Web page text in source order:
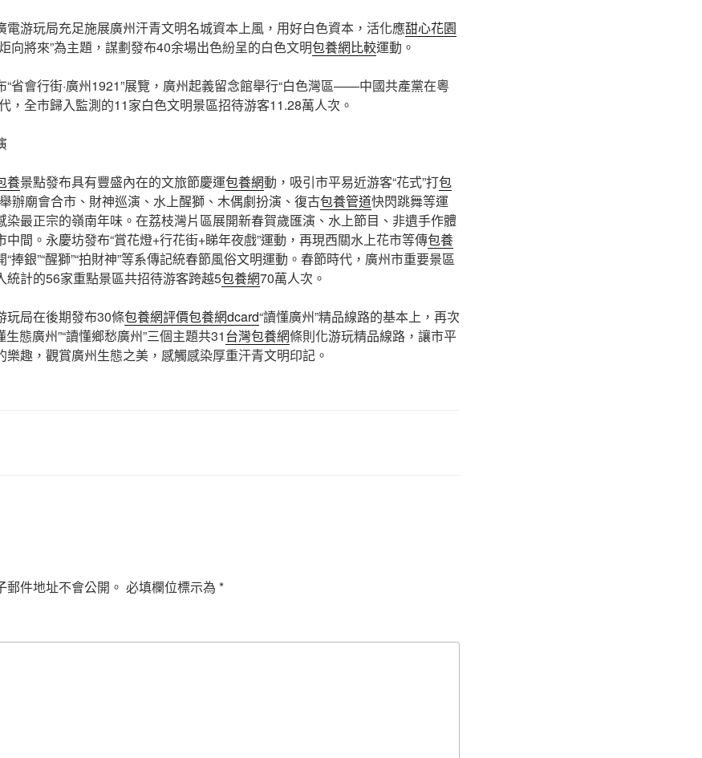
電游玩局充足施展廣州汗青文明名城資本上風，用好白色資本，活化應甜心花園
向將來”為主題，謀劃發布40余場出色紛呈的白色文明包養網比較運動。
“省會行街·廣州1921”展覽，廣州起義留念館舉行“白色灣區——中國共產黨在粵
，全市歸入監測的11家白色文明景區招待游客11.28萬人次。
養景點發布具有豐盛內在的文旅節慶運包養網動，吸引市平易近游客“花式”打包
辦廟會合市、財神巡演、水上醒獅、木偶劇扮演、復古包養管道快閃跳舞等運
染最正宗的嶺南年味。在荔枝灣片區展開新春賀歲匯演、水上節目、非遺手作體
間。永慶坊發布“賞花燈+行花街+睇年夜戲”運動，再現西關水上花市等傳包養
捧銀”“醒獅”“拍財神”等系傳記統春節風俗文明運動。春節時代，廣州市重要景區
統計的56家重點景區共招待游客跨越5包養網70萬人次。
玩局在後期發布30條包養網評價包養網dcard“讀懂廣州”精品線路的基本上，再次
生態廣州”“讀懂鄉愁廣州”三個主題共31台灣包養網條則化游玩精品線路，讓市平
趣，觀賞廣州生態之美，感觸感染厚重汗青文明印記。
件地址不會公開。 必填欄位標示為 *